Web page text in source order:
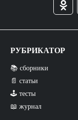
РУБРИКАТОР
📚 сборники
📄 статьи
🕹️ тесты
📖 журнал